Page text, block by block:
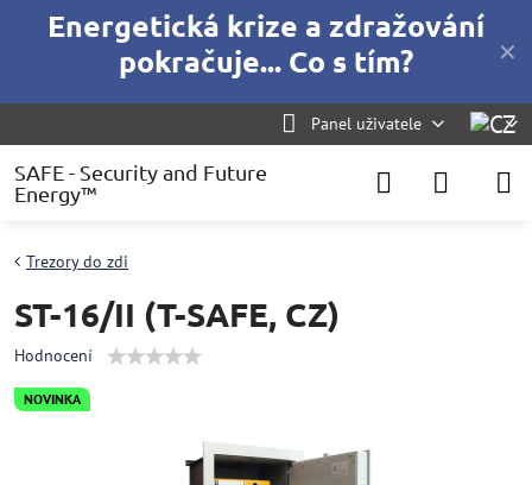
✕
Energetická krize a zdražování
pokračuje... Co s tím?
Panel uživatele
SAFE - Security and Future
Energy™
NOVINKA
Trezory do zdi
ST-16/II (T-SAFE, CZ)
Hodnocení